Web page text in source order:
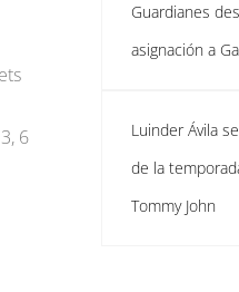
6
Guardianes
asignación a
Luinder Ávila
de la
Tommy John